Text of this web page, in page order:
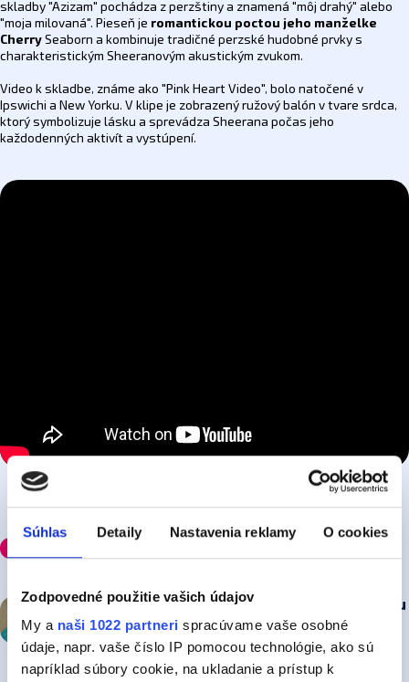
Súhlas Detaily Nastavenia reklamy O cookies
Zodpovedné použitie vašich údajov
My a naši 1022 partneri spracúvame vaše osobné
údaje, napr. vaše číslo IP pomocou technológie, ako sú
napríklad súbory cookie, na ukladanie a prístup k
skladby "Azizam" pochádza z perzštiny a znamená "môj drahý" alebo
"moja milovaná". Pieseň je romantickou poctou jeho manželke
Cherry Seaborn a kombinuje tradičné perzské hudobné prvky s
charakteristickým Sheeranovým akustickým zvukom. ​
Video k skladbe, známe ako "Pink Heart Video", bolo natočené v
Ipswichi a New Yorku. V klipe je zobrazený ružový balón v tvare srdca,
ktorý symbolizuje lásku a sprevádza Sheerana počas jeho
každodenných aktivít a vystúpení.
Odporúčame
Vec odpovedá na horúčavy letnou novinkou
„Láska, krém, H2O“
práve teraz